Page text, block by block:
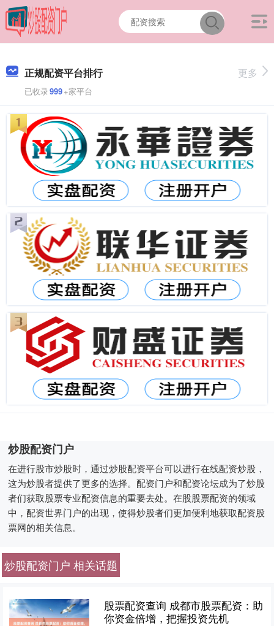
正规配资平台排行
已收录999+家平台
更多
炒股配资门户
在进行股市炒股时，通过炒股配资平台可以进行在线配资炒股，
这为炒股者提供了更多的选择。配资门户和配资论坛成为了炒股
者们获取股票专业配资信息的重要去处。在股股票配资的领域
中，配资世界门户的出现，使得炒股者们更加便利地获取配资股
票网的相关信息。
炒股配资门户 相关话题
股票配资查询 成都市股票配资：助
你资金倍增，把握投资先机